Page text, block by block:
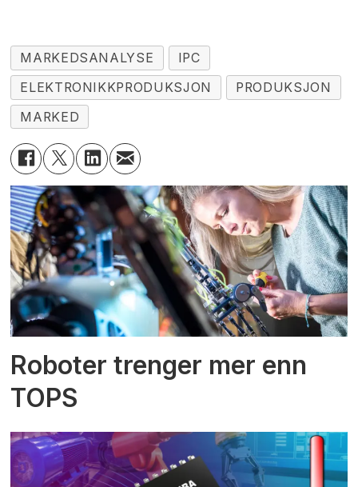
MARKEDSANALYSE
IPC
ELEKTRONIKKPRODUKSJON
PRODUKSJON
MARKED
Roboter trenger mer enn
TOPS